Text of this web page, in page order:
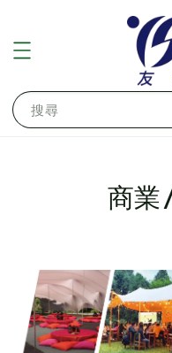
搜尋
商業